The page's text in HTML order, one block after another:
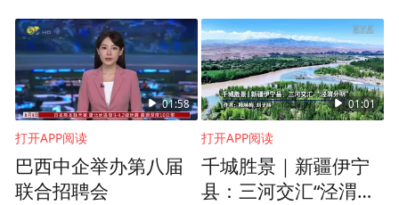
办，庐山旅游发展委员会、凤凰网承办，庐
山文化旅游投资控股集团有限公司协办。
01:58
打开APP阅读
巴西中企举办第八届
联合招聘会
01:01
打开APP阅读
千城胜景｜新疆伊宁
县：三河交汇“泾渭分